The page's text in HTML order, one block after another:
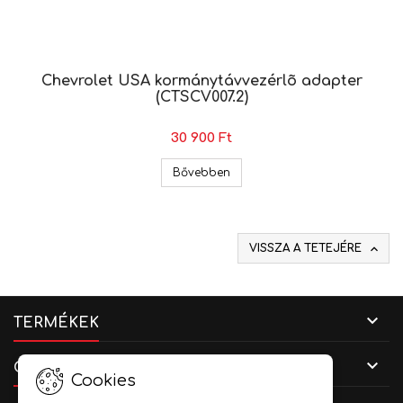
Chevrolet USA kormánytávvezérlõ adapter
(CTSCV007.2)
30 900 Ft
Bővebben
VISSZA A TETEJÉRE 
TERMÉKEK 
CÉGADATOK 
Cookies